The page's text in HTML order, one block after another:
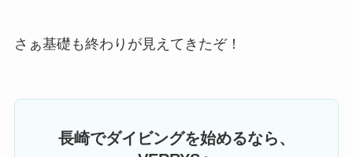
さぁ基礎も終わりが見えてきたぞ！
長崎でダイビングを始めるなら、